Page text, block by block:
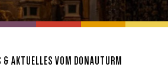
AKTUELLES VOM DONAUTURM